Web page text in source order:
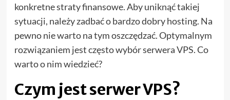
konkretne straty finansowe. Aby uniknąć takiej
sytuacji, należy zadbać o bardzo dobry hosting. Na
pewno nie warto na tym oszczędzać. Optymalnym
rozwiązaniem jest często wybór serwera VPS. Co
warto o nim wiedzieć?
Czym jest serwer VPS?